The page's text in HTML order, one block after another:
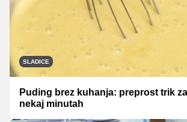
SLADICE
Puding brez kuhanja: preprost trik
nekaj minutah